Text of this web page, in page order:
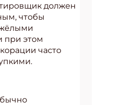
должен
чтобы
при этом
часто